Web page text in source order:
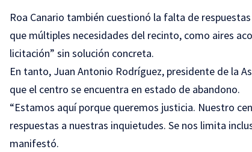
Roa Canario también cuestionó la falta de
que múltiples necesidades del recinto, como aires
licitación” sin solución concreta.
En tanto, Juan Antonio Rodríguez, presidente de la
que el centro se encuentra en estado de abandono.
“Estamos aquí porque queremos justicia. Nuestro
respuestas a nuestras inquietudes. Se nos limita
manifestó.